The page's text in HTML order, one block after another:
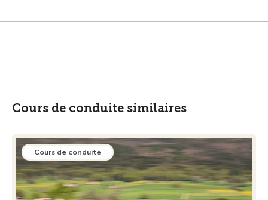
Cours de conduite similaires
Cours de conduite